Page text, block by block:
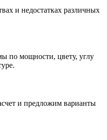
и недостатках различных
по мощности, цвету, углу
и предложим варианты